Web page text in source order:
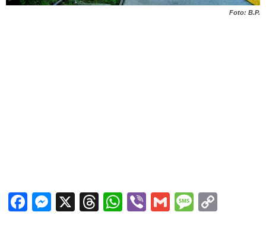
Foto: B.P.
Facebook
Messenger
X Threads
WhatsApp
ViberGmail